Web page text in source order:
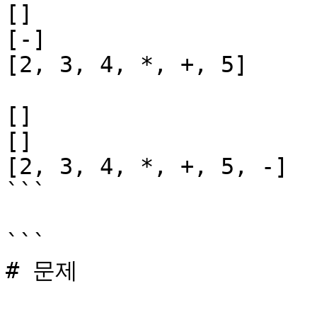
[]
[-]
[2, 3, 4, *, +, 5]
[]
[]
[2, 3, 4, *, +, 5, -]
```
```
# 문제